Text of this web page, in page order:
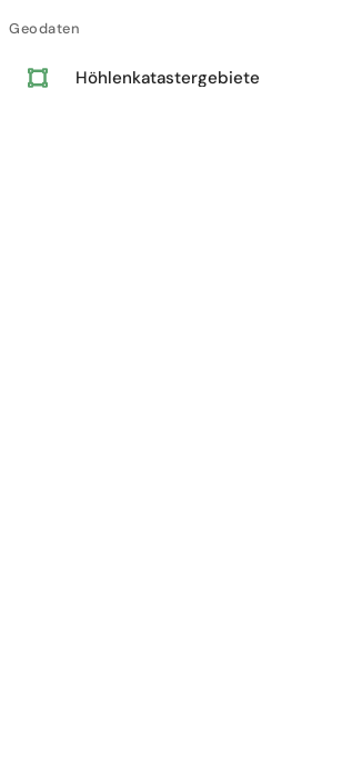
Geodaten
Höhlenkatastergebiete